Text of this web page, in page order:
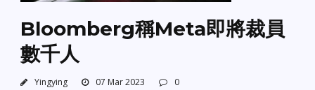
Bloomberg稱Meta即將裁員
數千人
Yingying 07 Mar 2023 0